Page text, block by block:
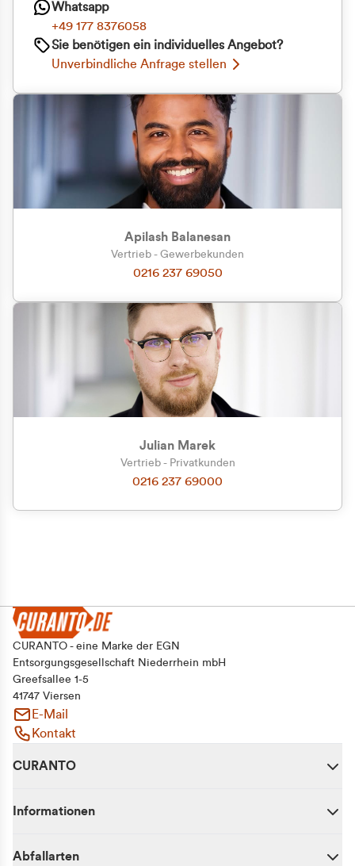
Whatsapp
+49 177 8376058
Sie benötigen ein individuelles Angebot?
Unverbindliche Anfrage stellen
Apilash Balanesan
Vertrieb - Gewerbekunden
0216 237 69050
Julian Marek
Vertrieb - Privatkunden
0216 237 69000
CURANTO - eine Marke der EGN
Entsorgungsgesellschaft Niederrhein mbH
Greefsallee 1-5
41747 Viersen
E-Mail
Kontakt
CURANTO
Informationen
Abfallarten